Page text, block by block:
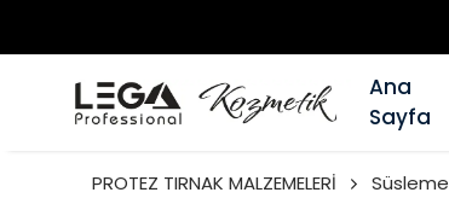
Ana
Sayfa
PROTEZ TIRNAK MALZEMELERİ Süsleme